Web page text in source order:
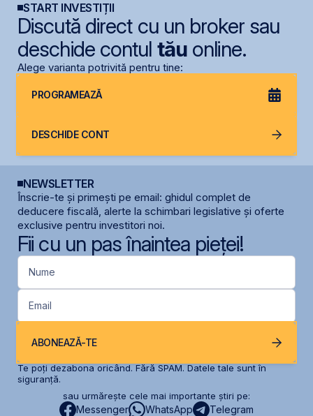
START INVESTIȚII
Discută direct cu un broker sau
deschide contul tăuonline.
Alege varianta potrivită pentru tine:
PROGRAMEAZĂ
DESCHIDE CONT
NEWSLETTER
Înscrie-te și primești pe email: ghidul complet de
deducere fiscală, alerte la schimbari legislative și oferte
exclusive pentru investitori noi.
Fii cu un pas înaintea pieței!
Nume
Email
ABONEAZĂ-TE
Te poți dezabona oricând. Fără SPAM. Datele tale sunt în
siguranță.
sau urmărește cele mai importante știri pe:
Messenger WhatsApp Telegram